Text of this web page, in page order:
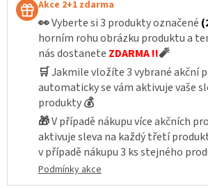
Akce 2+1 zdarma
👀Vyberte si 3 produkty označené
horním rohu obrázku produktu a
nás dostanete ZDARMA !!🧨
🛒Jakmile vložíte 3 vybrané akční
automaticky se vám aktivuje vaše
produkty💰
🎁V případě nákupu více akčních
aktivuje sleva na každý třetí
v případě nákupu 3 ks stejného
Podmínky akce